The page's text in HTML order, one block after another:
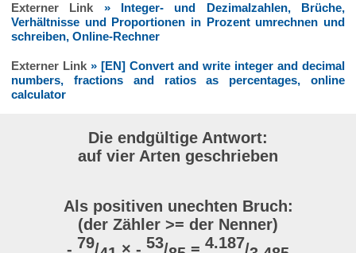
Externer Link » Integer- und Dezimalzahlen, Brüche,
Verhältnisse und Proportionen in Prozent umrechnen und
schreiben, Online-Rechner
Externer Link » [EN] Convert and write integer and decimal
numbers, fractions and ratios as percentages, online
calculator
Die endgültige Antwort:
auf vier Arten geschrieben
Als positiven unechten Bruch:
(der Zähler >= der Nenner)
- 79/ × - 53/ = 4.187/